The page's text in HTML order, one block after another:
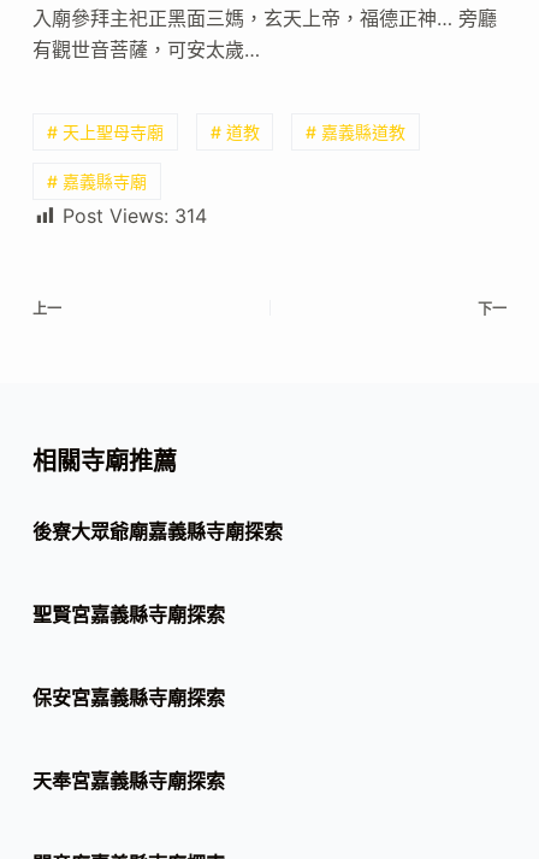
入廟參拜主祀正黑面三媽，玄天上帝，福德正神… 旁廳
有觀世音菩薩，可安太歲…
# 天上聖母寺廟 # 道教 # 嘉義縣道教
# 嘉義縣寺廟
Post Views: 314
上一 下一
相關寺廟推薦
後寮大眾爺廟嘉義縣寺廟探索
聖賢宮嘉義縣寺廟探索
保安宮嘉義縣寺廟探索
天奉宮嘉義縣寺廟探索